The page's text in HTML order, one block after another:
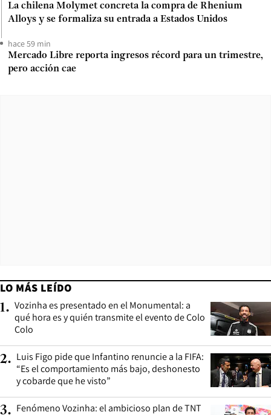
La chilena Molymet concreta la compra de Rhenium
Alloys y se formaliza su entrada a Estados Unidos
hace 59 min
Mercado Libre reporta ingresos récord para un trimestre,
pero acción cae
LO MÁS LEÍDO
1. Vozinha es presentado en el Monumental: a
qué hora es y quién transmite el evento de Colo
Colo
2. Luis Figo pide que Infantino renuncie a la FIFA:
“Es el comportamiento más bajo, deshonesto
y cobarde que he visto”
3. Fenómeno Vozinha: el ambicioso plan de TNT